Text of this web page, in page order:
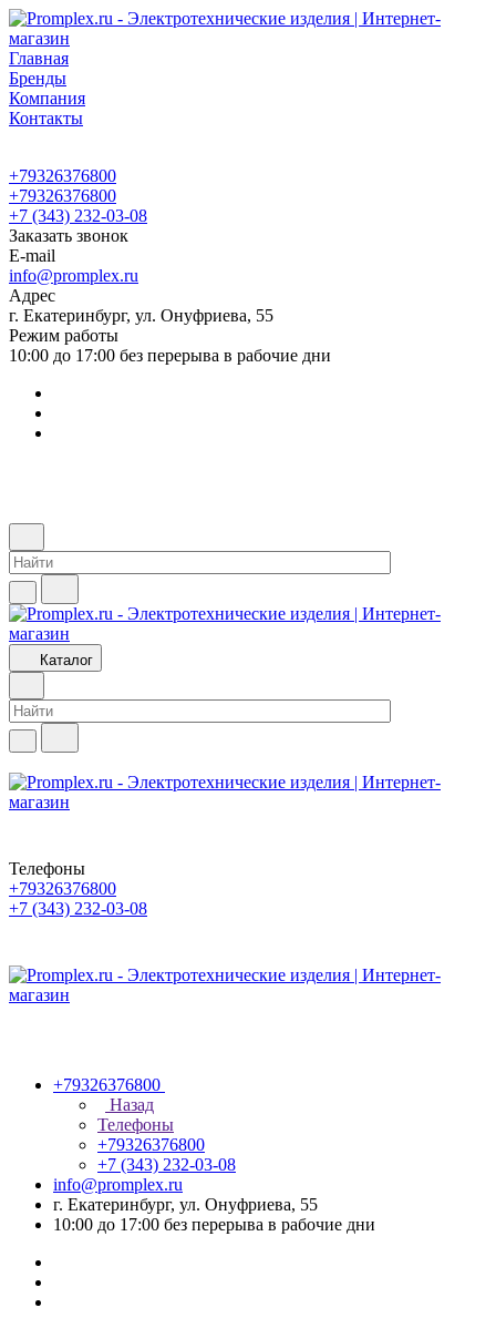
Главная
Бренды
Компания
Контакты
+79326376800
+79326376800
+7 (343) 232-03-08
Заказать звонок
E-mail
info@promplex.ru
Адрес
г. Екатеринбург, ул. Онуфриева, 55
Режим работы
10:00 до 17:00 без перерыва в рабочие дни
Каталог
Телефоны
+79326376800
+7 (343) 232-03-08
+79326376800
Назад
Телефоны
+79326376800
+7 (343) 232-03-08
info@promplex.ru
г. Екатеринбург, ул. Онуфриева, 55
10:00 до 17:00 без перерыва в рабочие дни